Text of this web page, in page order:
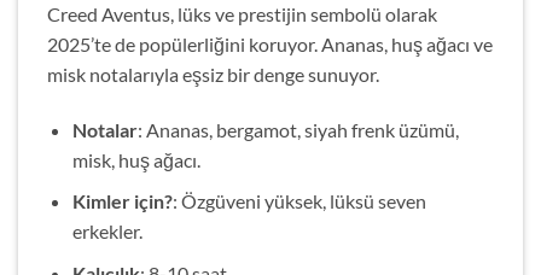
Creed Aventus, lüks ve prestijin sembolü olarak
2025’te de popülerliğini koruyor. Ananas, huş ağacı ve
misk notalarıyla eşsiz bir denge sunuyor.
Notalar: Ananas, bergamot, siyah frenk üzümü,
misk, huş ağacı.
Kimler için?: Özgüveni yüksek, lüksü seven
erkekler.